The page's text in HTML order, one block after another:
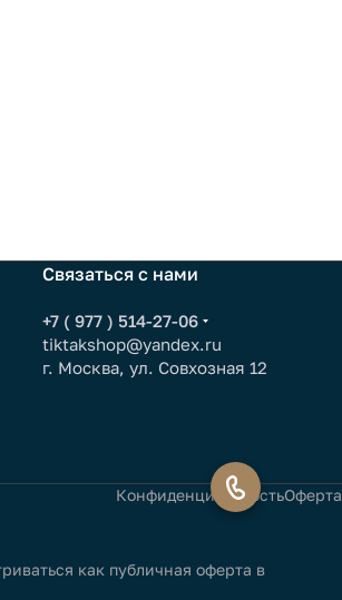
Связаться с нами
+7 ( 977 ) 514-27-06
tiktakshop@yandex.ru
г. Москва, ул. Совхозная 12
КонфиденциальностьОферта
как публичная оферта в